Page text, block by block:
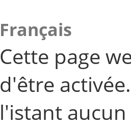
Français
Cette page
d'être
l'istant